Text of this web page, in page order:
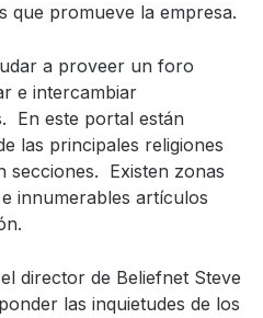
que promueve la empresa.
a proveer un foro
e intercambiar
En este portal están
las principales religiones
secciones. Existen zonas
innumerables artículos
director de Beliefnet Steve
las inquietudes de los